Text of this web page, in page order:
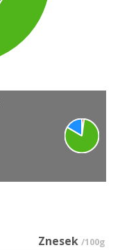
Znesek /100g